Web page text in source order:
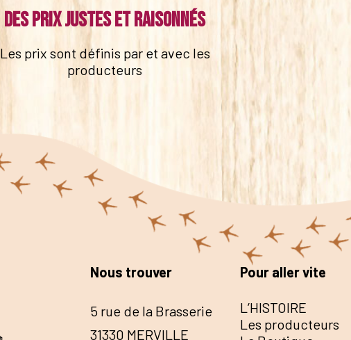
Des prix justes et raisonnés
Les prix sont définis par et avec les
producteurs
Nous trouver
5 rue de la Brasserie
31330 MERVILLE
Pour aller vite
L’HISTOIRE
Les producteurs